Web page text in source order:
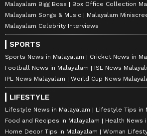
Malayalam Bigg Boss
Box Office Collection
Malayalam Songs & Music
Malayalam
Malayalam Celebrity Interviews
SPORTS
Sports News in Malayalam
Cricket News in
Football News in Malayalam
ISL News
IPL News Malayalam
World Cup News
LIFESTYLE
Lifestyle News in Malayalam
Lifestyle Tips in
Food and Recipes in Malayalam
Health News
Home Decor Tips in Malayalam
Woman